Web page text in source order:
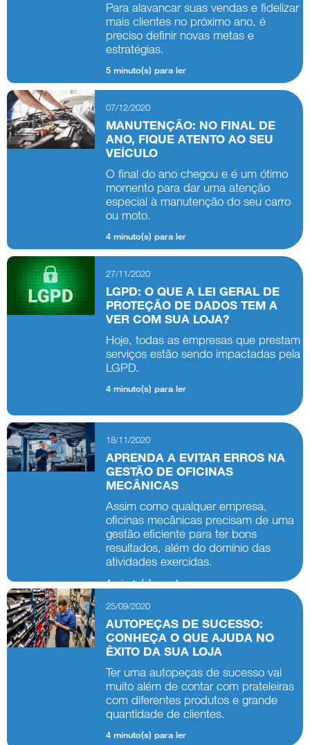
Para alavancar suas vendas e fidelizar
mais clientes no próximo ano, é
preciso definir novas metas e
estratégias.
5 minuto(s) para ler
07/12/2020
MANUTENÇÃO: NO FINAL DE
ANO, FIQUE ATENTO AO SEU
VEÍCULO
O final do ano chegou e é um ótimo
momento para dar uma atenção
especial à manutenção do seu carro
ou moto.
4 minuto(s) para ler
27/11/2020
LGPD: O QUE A LEI GERAL DE
PROTEÇÃO DE DADOS TEM A
VER COM SUA LOJA?
Hoje, todas as empresas que prestam
serviços estão sendo impactadas pela
LGPD.
4 minuto(s) para ler
18/11/2020
APRENDA A EVITAR ERROS NA
GESTÃO DE OFICINAS
MECÂNICAS
Assim como qualquer empresa,
oficinas mecânicas precisam de uma
gestão eficiente para ter bons
resultados, além do domínio das
atividades exercidas.
4 minuto(s) para ler
25/09/2020
AUTOPEÇAS DE SUCESSO:
CONHEÇA O QUE AJUDA NO
ÊXITO DA SUA LOJA
Ter uma autopeças de sucesso vai
muito além de contar com prateleiras
com diferentes produtos e grande
quantidade de clientes.
4 minuto(s) para ler